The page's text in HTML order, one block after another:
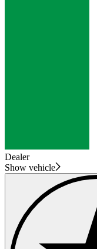
Dealer
Show vehicle